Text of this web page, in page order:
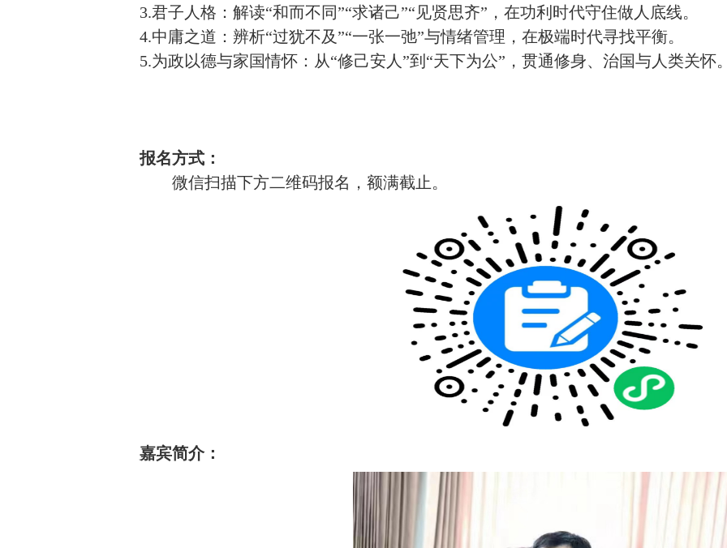
3.君子人格：解读“和而不同”“求诸己”“见贤思齐”，在功利时代守住做人底线。
4.中庸之道：辨析“过犹不及”“一张一弛”与情绪管理，在极端时代寻找平衡。
5.为政以德与家国情怀：从“修己安人”到“天下为公”，贯通修身、治国与人类关怀
报名方式：
微信扫描下方二维码报名，额满截止。
嘉宾简介：